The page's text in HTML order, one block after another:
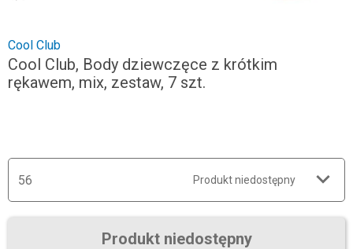
Cool Club
Cool Club, Body dziewczęce z krótkim
rękawem, mix, zestaw, 7 szt.
56 Produkt niedostępny
Produkt niedostępny